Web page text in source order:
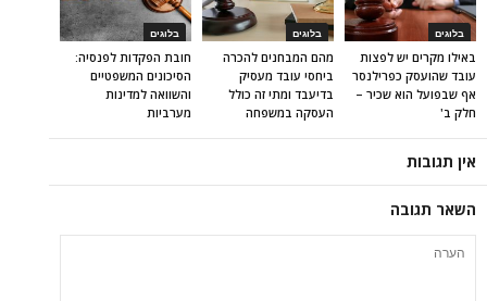
בלוגים
חובת הפקדות לפנסיה:
הסיכונים המשפטיים
והשוואה למדינות
מערביות
בלוגים
מהם המבחנים להכרה
ביחסי עובד מעסיק
בדיעבד ומתי זה כולל
העסקה במשפחה
בלוגים
באילו מקרים יש לפצות
עובד שהועסק כפרילנסר
אף שבפועל הוא שכיר –
חלק ב'
אין תגובות
השאר תגובה